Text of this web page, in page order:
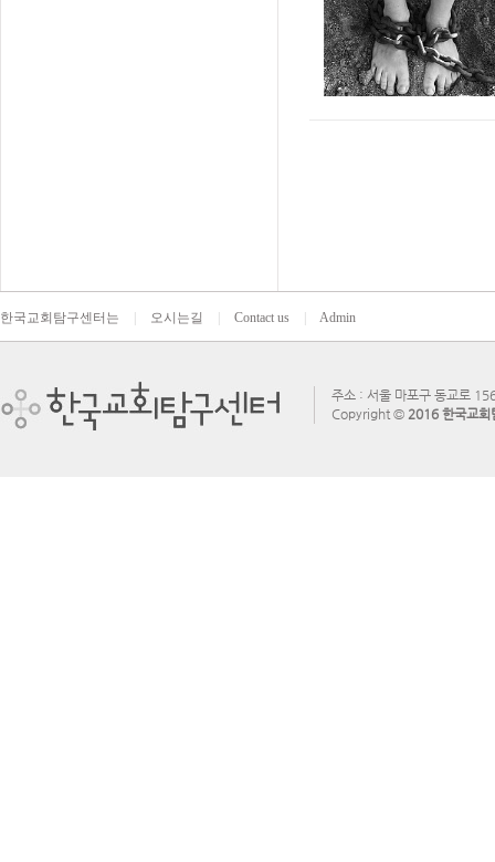
한국교회탐구센터는 오시는길 Contact us Admin
주소 : 서울 마포구 동교로
Copyright © 2016 한국교회